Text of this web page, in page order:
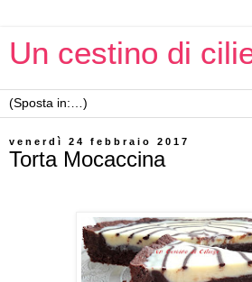
Un cestino di
venerdì 24 febbraio 2017
Torta Mocaccina